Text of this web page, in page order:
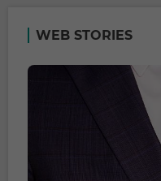
WEB STORIES